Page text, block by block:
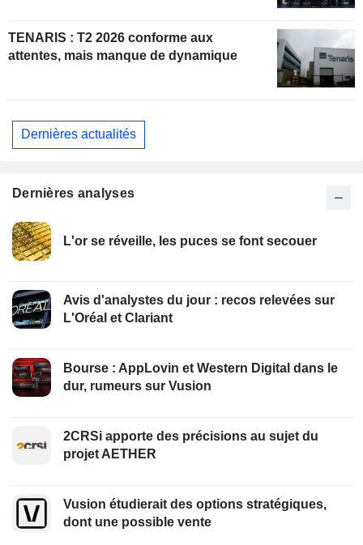
TENARIS : T2 2026 conforme aux
attentes, mais manque de dynamique
Dernières actualités
Dernières analyses
L'or se réveille, les puces se font secouer
Avis d'analystes du jour : recos relevées sur
L'Oréal et Clariant
Bourse : AppLovin et Western Digital dans le
dur, rumeurs sur Vusion
2CRSi apporte des précisions au sujet du
projet AETHER
Vusion étudierait des options stratégiques,
dont une possible vente